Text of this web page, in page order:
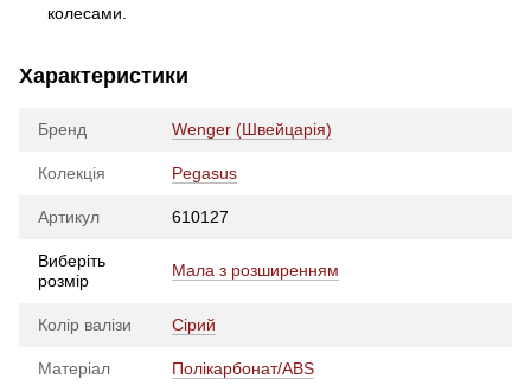
колесами.
Характеристики
Бренд Wenger (Швейцарія)
Колекція Pegasus
Артикул 610127
Виберіть
розмір
Мала з розширенням
Колір валізи Сірий
Матеріал Полікарбонат/ABS